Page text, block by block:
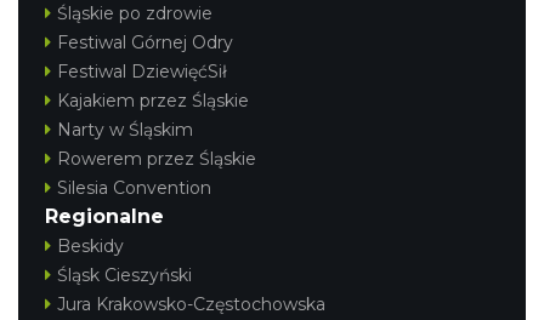
Śląskie po zdrowie
Festiwal Górnej Odry
Festiwal DziewięćSił
Kajakiem przez Śląskie
Narty w Śląskim
Rowerem przez Śląskie
Silesia Convention
Regionalne
Beskidy
Śląsk Cieszyński
Jura Krakowsko-Częstochowska